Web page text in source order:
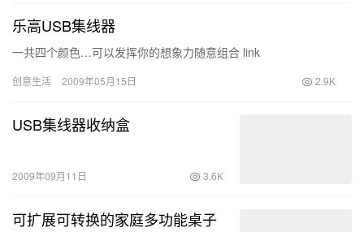
乐高USB集线器
一共四个颜色…可以发挥你的想象力随意组合 link
创意生活 2009年05月15日 2.9K
USB集线器收纳盒
2009年09月11日 3.6K
可扩展可转换的家庭多功能桌子